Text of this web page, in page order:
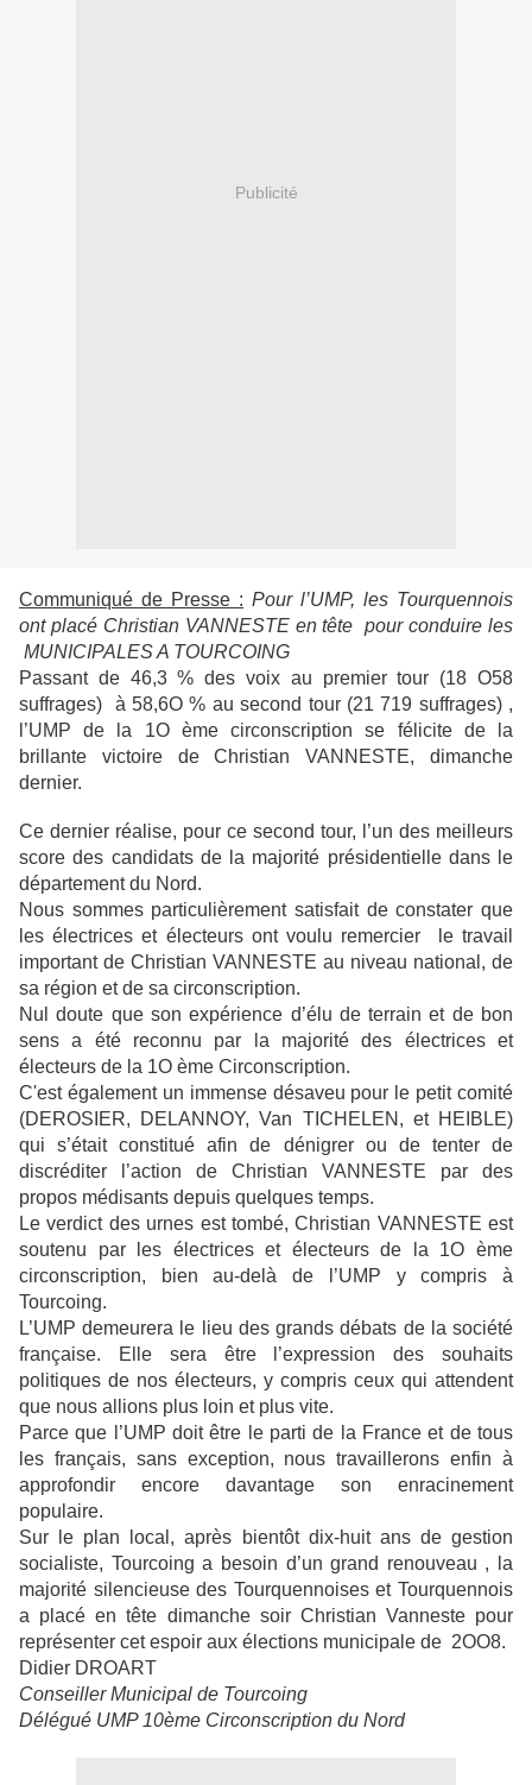
Publicité
Communiqué de Presse : Pour l’UMP, les Tourquennois
ont placé Christian VANNESTE en tête
pour conduire les
MUNICIPALES A TOURCOING
Passant de 46,3 % des voix au premier tour (18 O58
suffrages)
à 58,6O % au second tour (21 719 suffrages) ,
l’UMP de la 1O ème circonscription se félicite de la
brillante victoire de Christian VANNESTE, dimanche
dernier.
Ce dernier réalise, pour ce second tour, l’un des meilleurs
score des candidats de la majorité présidentielle dans le
département du Nord.
Nous sommes particulièrement satisfait de constater que
les électrices et électeurs ont voulu remercier
le travail
important de Christian VANNESTE au niveau national, de
sa région et de sa circonscription.
Nul doute que son expérience d’élu de terrain et de bon
sens a été reconnu par la majorité des électrices et
électeurs de la 1O ème Circonscription.
C'est également un immense désaveu pour le petit comité
(DEROSIER, DELANNOY, Van TICHELEN, et HEIBLE)
qui s’était constitué afin de dénigrer ou de tenter de
discréditer l’action de Christian VANNESTE par des
propos médisants depuis quelques temps.
Le verdict des urnes est tombé, Christian VANNESTE est
soutenu par les électrices et électeurs de la 1O ème
circonscription, bien au-delà de l’UMP y compris à
Tourcoing.
L’UMP demeurera le lieu des grands débats de la société
française. Elle sera être
l’expression des souhaits
politiques de nos électeurs, y compris ceux qui attendent
que nous allions plus loin et plus vite.
Parce que l’UMP doit être le parti de la France et de tous
les français, sans exception, nous travaillerons enfin à
approfondir encore davantage son enracinement
populaire.
Sur le plan local, après bientôt dix-huit ans de gestion
socialiste, Tourcoing a besoin d’un grand renouveau , la
majorité silencieuse des Tourquennoises et Tourquennois
a placé en tête dimanche soir Christian Vanneste pour
représenter cet espoir aux élections municipale de 2OO8.
Didier DROART
Conseiller Municipal de Tourcoing
Délégué UMP 10ème Circonscription du Nord